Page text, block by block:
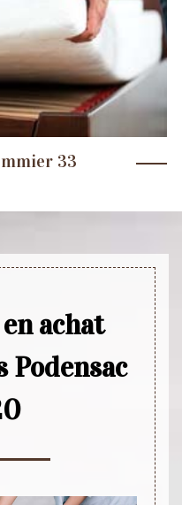
33
achat
Podensac